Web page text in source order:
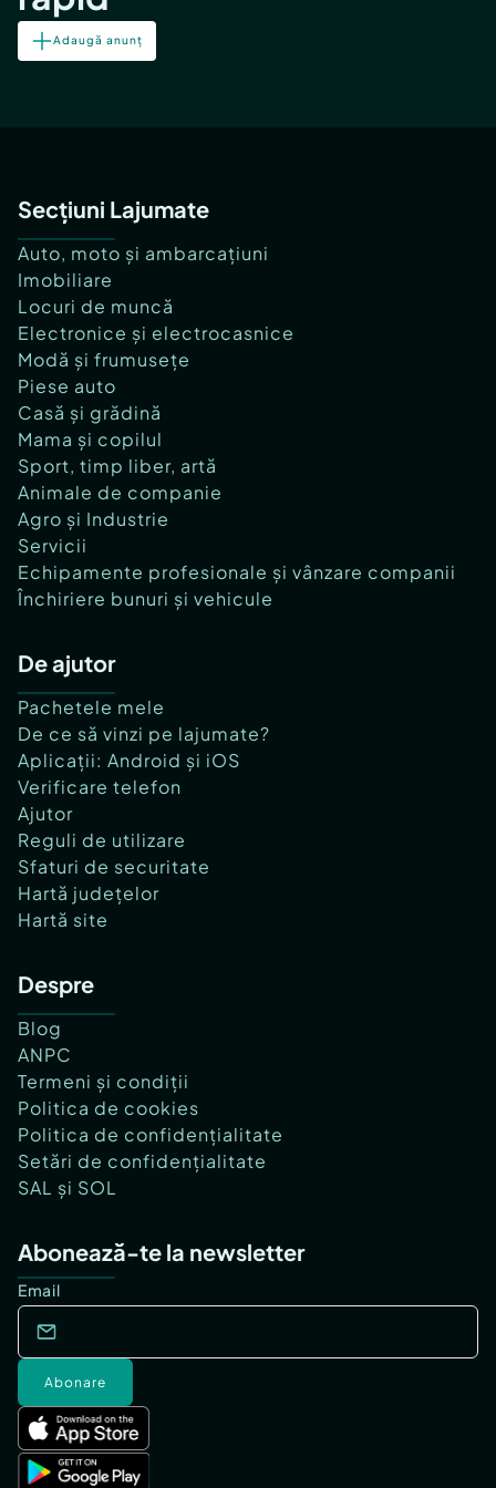
Adaugă anunț
Secțiuni Lajumate
Auto, moto și ambarcațiuni
Imobiliare
Locuri de muncă
Electronice și electrocasnice
Modă și frumusețe
Piese auto
Casă și grădină
Mama și copilul
Sport, timp liber, artă
Animale de companie
Agro și Industrie
Servicii
Echipamente profesionale și vânzare companii
Închiriere bunuri și vehicule
De ajutor
Pachetele mele
De ce să vinzi pe lajumate?
Aplicații: Android și iOS
Verificare telefon
Ajutor
Reguli de utilizare
Sfaturi de securitate
Hartă județelor
Hartă site
Despre
Blog
ANPC
Termeni și condiții
Politica de cookies
Politica de confidențialitate
Setări de confidențialitate
SAL și SOL
Abonează-te la newsletter
Email
Abonare